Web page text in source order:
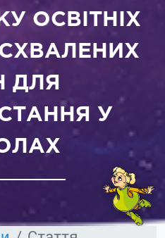
ОСВІТНІХ
ДЛЯ
У